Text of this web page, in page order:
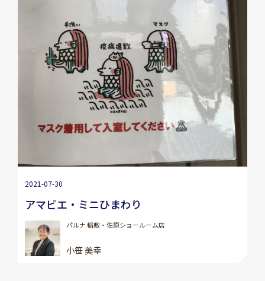
2021-07-30
アマビエ・ミニひまわり
パルナ 稲敷・佐原ショールーム店
小笹 美幸